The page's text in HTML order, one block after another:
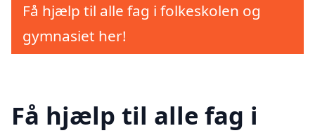
Få hjælp til alle fag i folkeskolen og
gymnasiet her!
Få hjælp til alle fag i